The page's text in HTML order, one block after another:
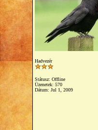
Hadvezér
Státusz: Offline
Üzenetek: 570
Dátum: Jul 1, 2009